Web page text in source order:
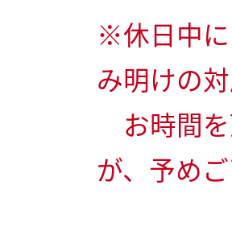
※休日中
み明けの
お時間
が、予め